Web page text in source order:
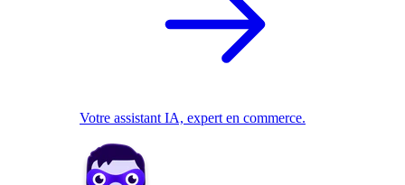
Votre assistant IA, expert en commerce.